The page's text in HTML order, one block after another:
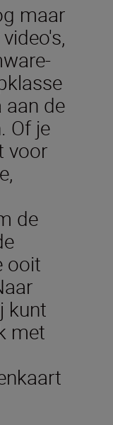
maar
aan de
Of je
voor
de
ooit
kunt
met